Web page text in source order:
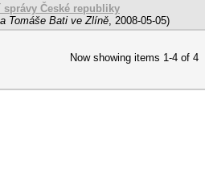
České republiky
Tomáše Bati ve Zlíně, 2008-05-05)
Now showing items 1-4 of 4